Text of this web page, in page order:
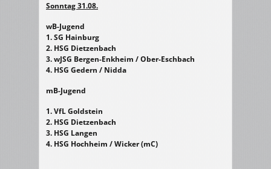
Sonntag 31.08.
wB-Jugend
1. SG Hainburg
2. HSG Dietzenbach
3. wJSG Bergen-Enkheim / Ober-Eschbach
4. HSG Gedern / Nidda
mB-Jugend
1. VfL Goldstein
2. HSG Dietzenbach
3. HSG Langen
4. HSG Hochheim / Wicker (mC)